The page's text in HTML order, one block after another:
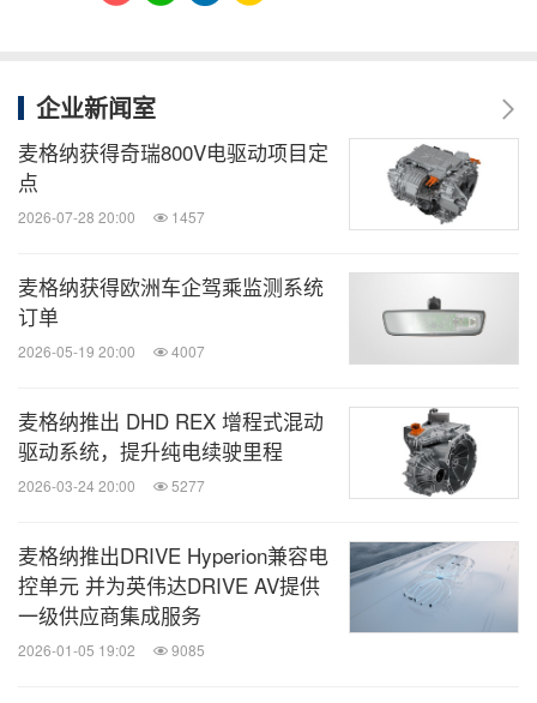
企业新闻室
麦格纳获得奇瑞800V电驱动项目定
点
2026-07-28 20:00 1457
麦格纳获得欧洲车企驾乘监测系统
订单
2026-05-19 20:00 4007
麦格纳推出 DHD REX 增程式混动
驱动系统，提升纯电续驶里程
2026-03-24 20:00 5277
麦格纳推出DRIVE Hyperion兼容电
控单元 并为英伟达DRIVE AV提供
一级供应商集成服务
2026-01-05 19:02 9085